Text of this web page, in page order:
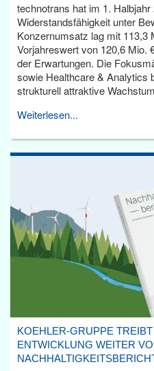
technotrans hat im 1.
Widerstandsfähigkeit unter
Konzernumsatz lag mit 113,3
Vorjahreswert von 120,6 Mio.
der Erwartungen. Die
sowie Healthcare & Analytics
strukturell attraktive
Weiterlesen...
KOEHLER-GRUPPE
ENTWICKLUNG WEITER